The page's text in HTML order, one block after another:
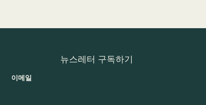
뉴스레터 구독하기
이메일